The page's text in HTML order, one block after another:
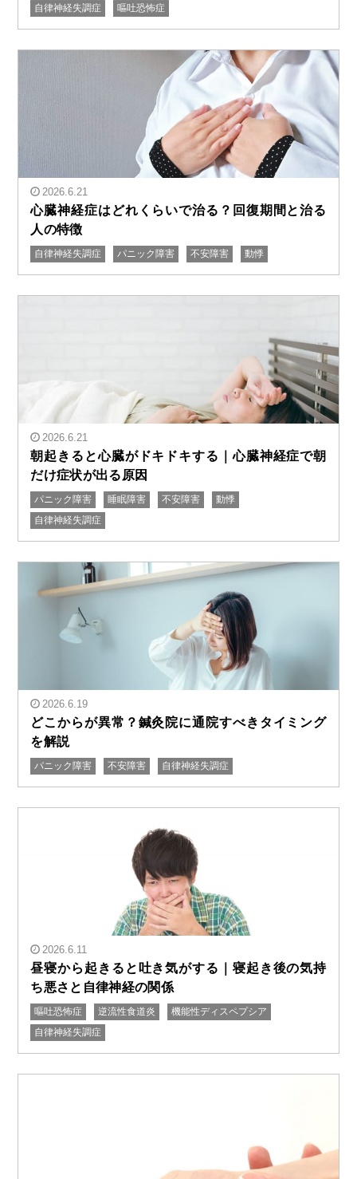
" alt="車に乗ると吐き気がする｜乗り物酔いで胃が気持
自律神経失調症
嘔吐恐怖症
" alt="心臓神経症はどれくらいで治る？回復期間と治る
人の特徴"/>
2026.6.21
心臓神経症はどれくらいで治る？回復期間と治る
人の特徴
自律神経失調症 パニック障害 不安障害 動悸
" alt="朝起きると心臓がドキドキする｜心臓神経症で朝
2026.6.21
朝起きると心臓がドキドキする｜心臓神経症で朝
だけ症状が出る原因
パニック障害 睡眠障害 不安障害
動悸
自律神経失調症
" alt="どこからが異常？鍼灸院に通院すべきタイミング
2026.6.19
どこからが異常？鍼灸院に通院すべきタイミング
を解説
パニック障害 不安障害 自律神経失調症
" alt="昼寝から起きると吐き気がする｜寝起き後の気持
2026.6.11
昼寝から起きると吐き気がする｜寝起き後の気持
ち悪さと自律神経の関係
嘔吐恐怖症 逆流性食道炎
機能性ディスペプシア
自律神経失調症